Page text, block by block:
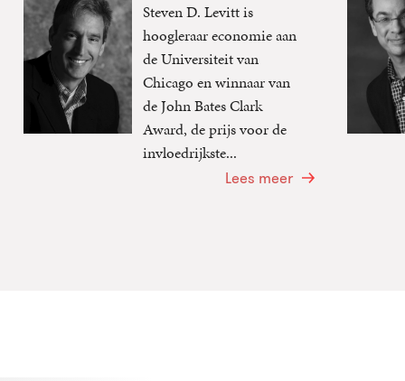
Steven D. Levitt is
hoogleraar economie aan
de Universiteit van
Chicago en winnaar van
de John Bates Clark
Award, de prijs voor de
invloedrijkste...
Lees meer